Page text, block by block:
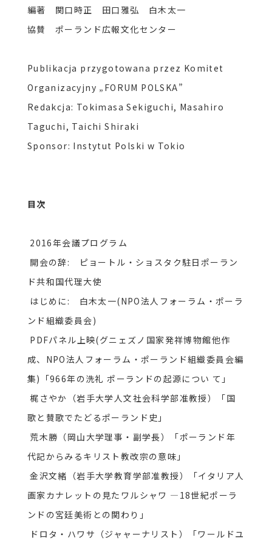
編著 関口時正 田口雅弘 白木太一
協賛 ポーランド広報文化センター
Publikacja przygotowana przez Komitet
Organizacyjny „FORUM POLSKA”
Redakcja: Tokimasa Sekiguchi, Masahiro
Taguchi, Taichi Shiraki
Sponsor: Instytut Polski w Tokio
目次
2016年会議プログラム
開会の辞: ピョートル・ショスタク駐日ポーラン
ド共和国代理大使
はじめに: 白木太一(NPO法人フォーラム・ポーラ
ンド組織委員会)
PDFパネル上映(グニェズノ国家発祥博物館他作
成、NPO法人フォーラム・ポーランド組織委員会編
集)「966年の洗礼 ポーランドの起源につい て」
梶さやか（岩手大学人文社会科学部准教授）「国
歌と賛歌でたどるポーランド史」
荒木勝（岡山大学理事・副学長）「ポーランド年
代記からみるキリスト教改宗の意味」
金沢文緒（岩手大学教育学部准教授）「イタリア人
画家カナレットの見たワルシャワ ―18世紀ポーラ
ンドの宮廷美術との関わり」
ドロタ・ハワサ（ジャャーナリスト）「ワールドユ